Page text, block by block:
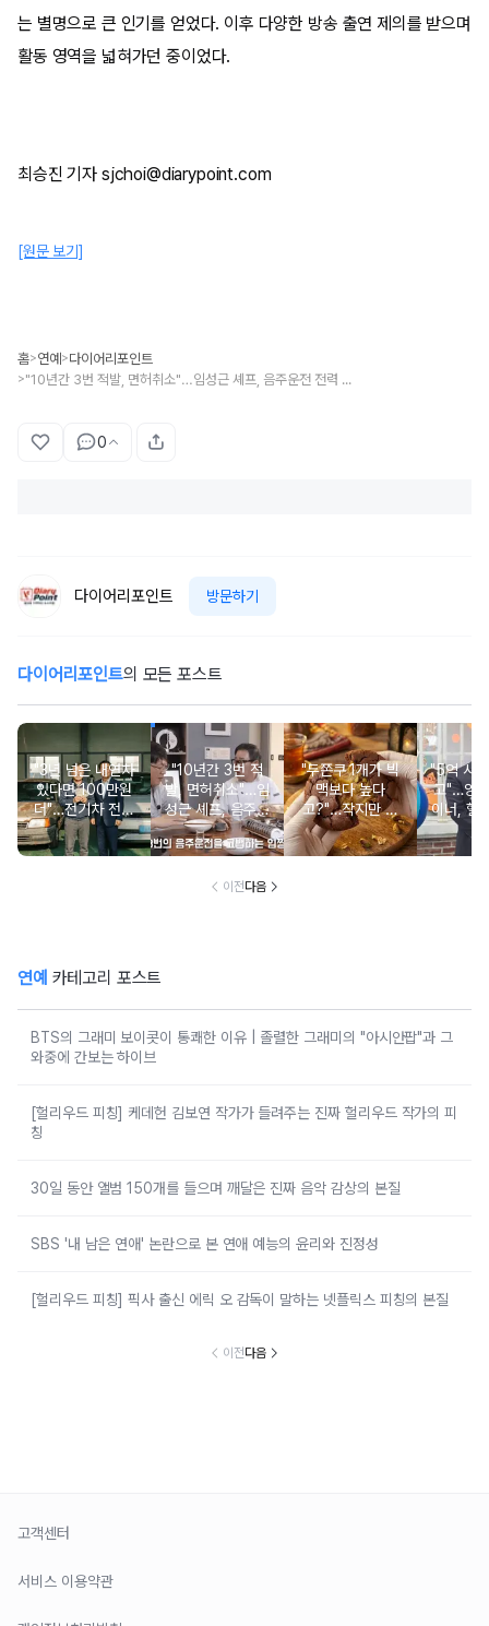
는 별명으로 큰 인기를 얻었다. 이후 다양한 방송 출연 제의를 받으며
활동 영역을 넓혀가던 중이었다.
최승진 기자 sjchoi@diarypoint.com
[원문 보기]
홈>연예 >다이어리포인트
> "10년간 3번 적발, 면허취소"…임성근 셰프, 음주운전 전력 직접 고백
0
다이어리포인트 방문하기
다이어리포인트의 모든 포스트
"3년 넘은 내연차
있다면 100만원
더"…전기차 전환
지원금 신설
"10년간 3번 적
발, 면허취소"…임
성근 셰프, 음주운
전 전력 직접 고백
"두쫀쿠 1개가 빅
맥보다 높다
고?"…작지만 무
서운 간식 칼로리
의 진실
"5억 사
고"…양
이너, 헬
후 회사
이전다음
연예 카테고리 포스트
BTS의 그래미 보이콧이 통쾌한 이유 | 졸렬한 그래미의 "아시안팝"과 그
와중에 간보는 하이브
[헐리우드 피칭] 케데헌 김보연 작가가 들려주는 진짜 헐리우드 작가의 피
칭
30일 동안 앨범 150개를 들으며 깨달은 진짜 음악 감상의 본질
SBS '내 남은 연애' 논란으로 본 연애 예능의 윤리와 진정성
[헐리우드 피칭] 픽사 출신 에릭 오 감독이 말하는 넷플릭스 피칭의 본질
이전다음
고객센터
서비스 이용약관